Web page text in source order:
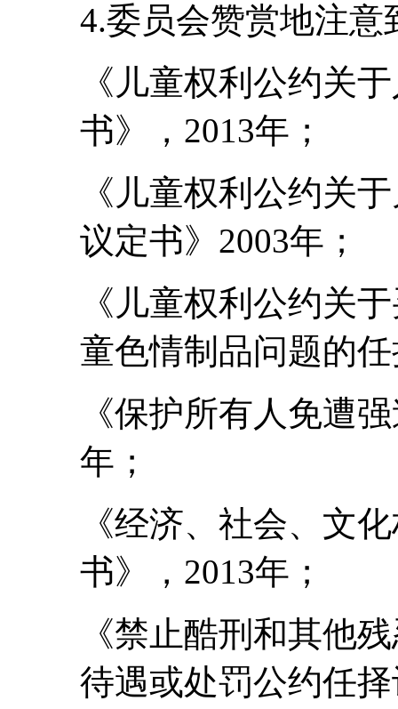
4.委员会赞赏地注
《儿童权利公约关
书》，2013年；
《儿童权利公约关
议定书》2003年；
《儿童权利公约关
童色情制品问题的
《保护所有人免遭
年；
《经济、社会、文
书》，2013年；
《禁止酷刑和其他
待遇或处罚公约任